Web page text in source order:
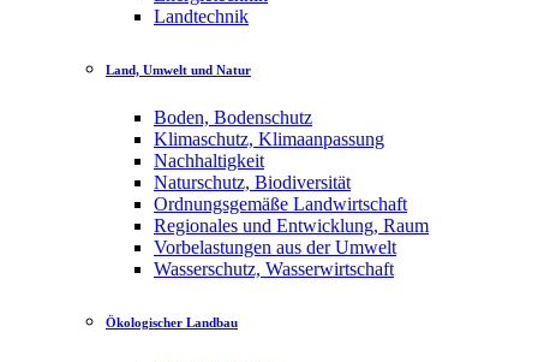
Landtechnik
Land, Umwelt und Natur
Boden, Bodenschutz
Klimaschutz, Klimaanpassung
Nachhaltigkeit
Naturschutz, Biodiversität
Ordnungsgemäße Landwirtschaft
Regionales und Entwicklung, Raum
Vorbelastungen aus der Umwelt
Wasserschutz, Wasserwirtschaft
Ökologischer Landbau